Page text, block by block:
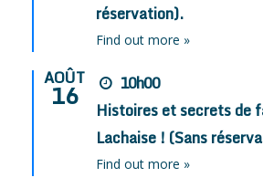
réservation).
Find out more »
AOÛT
16
10h00
Histoires et secrets de
Lachaise ! (Sans
Find out more »